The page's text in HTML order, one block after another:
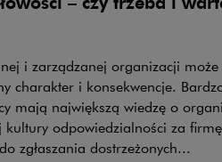
i zarządzanej organizacji może
charakter i konsekwencje.
mają największą wiedzę o
odpowiedzialności za
zgłaszania dostrzeżonych...